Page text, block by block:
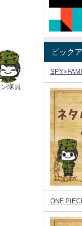
隊員
ピック
ONE